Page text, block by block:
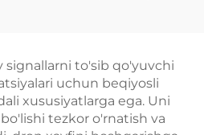
to'sib qo'yuvchi
uchun beqiyosli
xususiyatlarga ega. Uni
tezkor o'rnatish va